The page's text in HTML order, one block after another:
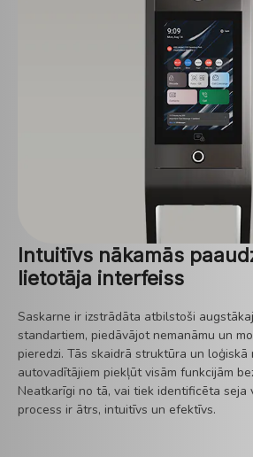
Intuitīvs nākamās
lietotāja interfeiss
Saskarne ir izstrādāta atbilstoši
standartiem, piedāvājot nemanāmu un
pieredzi. Tās skaidrā struktūra un loģiskā
autovadītājiem piekļūt visām funkcijām
Neatkarīgi no tā, vai tiek identificēta seja
process ir ātrs, intuitīvs un efektīvs.